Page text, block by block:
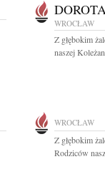
WROCŁAW
Z głębokim
naszej
WROCŁAW
Z głębokim
Rodziców